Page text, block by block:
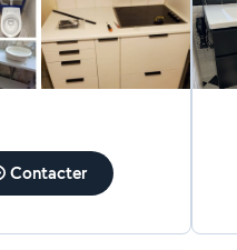
Dommage, car
de sérieux, de
pas de
Contacter